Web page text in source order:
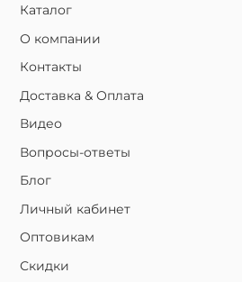
Каталог
О компании
Контакты
Доставка & Оплата
Видео
Вопросы-ответы
Блог
Личный кабинет
Оптовикам
Скидки